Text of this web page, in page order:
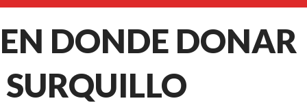
EN DONDE DONAR
SURQUILLO